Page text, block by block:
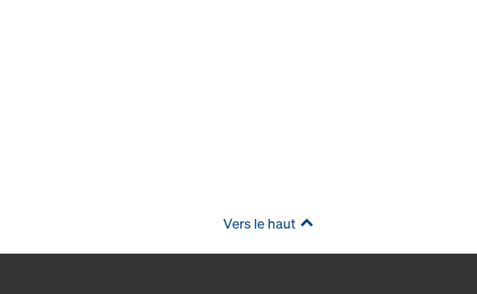
Vers le haut